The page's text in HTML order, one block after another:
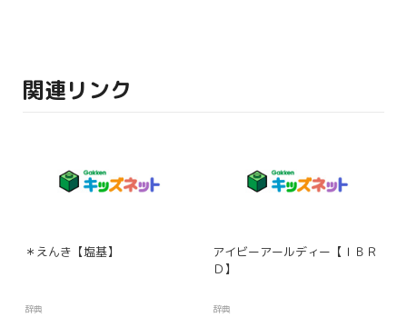
関連リンク
＊えんき【塩基】
辞典
アイビーアールディー【ＩＢＲ
Ｄ】
辞典